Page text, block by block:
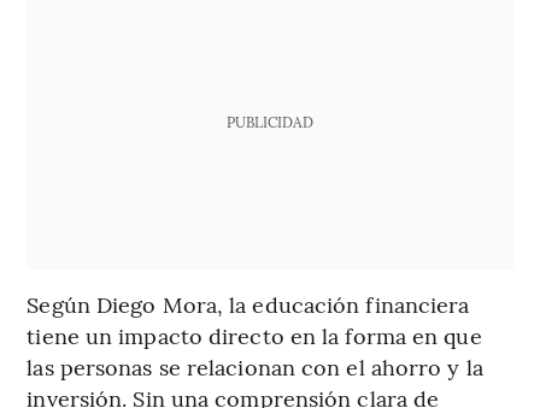
PUBLICIDAD
Según Diego Mora, la educación financiera
tiene un impacto directo en la forma en que
las personas se relacionan con el ahorro y la
inversión. Sin una comprensión clara de